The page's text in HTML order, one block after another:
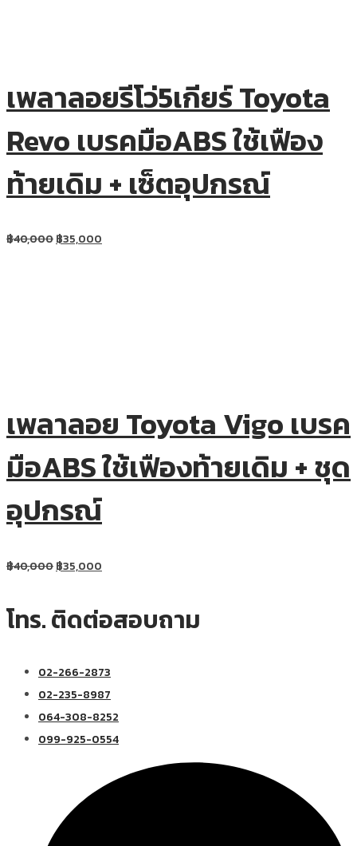
เพลาลอยรีโว่5เกียร์ Toyota
Revo เบรคมือABS ใช้เฟือง
ท้ายเดิม + เซ็ตอุปกรณ์
฿40,000฿35,000
เพลาลอย Toyota Vigo เบรค
มือABS ใช้เฟืองท้ายเดิม + ชุด
อุปกรณ์
฿40,000฿35,000
โทร. ติดต่อสอบถาม
02-266-2873
02-235-8987
064-308-8252
099-925-0554